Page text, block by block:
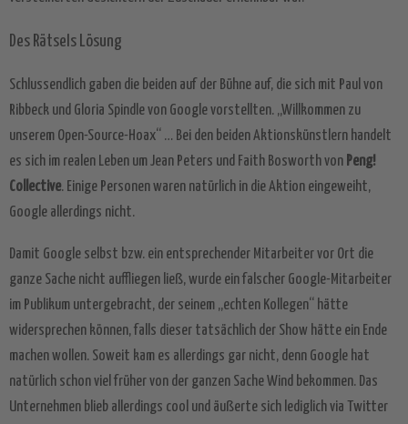
Des Rätsels Lösung
Schlussendlich gaben die beiden auf der Bühne auf, die sich mit Paul von
Ribbeck und Gloria Spindle von Google vorstellten. „Willkommen zu
unserem Open-Source-Hoax“ … Bei den beiden Aktionskünstlern handelt
es sich im realen Leben um Jean Peters und Faith Bosworth von Peng!
Collective. Einige Personen waren natürlich in die Aktion eingeweiht,
Google allerdings nicht.
Damit Google selbst bzw. ein entsprechender Mitarbeiter vor Ort die
ganze Sache nicht auffliegen ließ, wurde ein falscher Google-Mitarbeiter
im Publikum untergebracht, der seinem „echten Kollegen“ hätte
widersprechen können, falls dieser tatsächlich der Show hätte ein Ende
machen wollen. Soweit kam es allerdings gar nicht, denn Google hat
natürlich schon viel früher von der ganzen Sache Wind bekommen. Das
Unternehmen blieb allerdings cool und äußerte sich lediglich via Twitter